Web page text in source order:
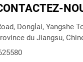
Donglai, Yangshe
du Jiangsu,